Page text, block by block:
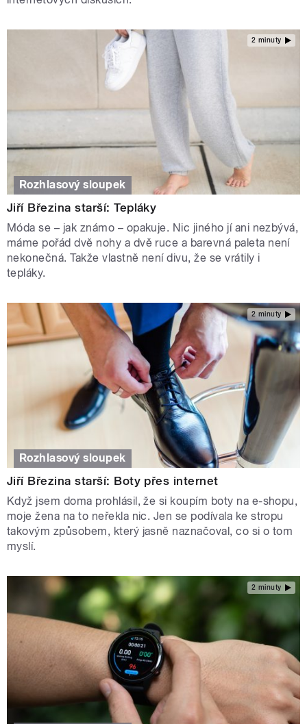
2 minuty
Rozhlasový sloupek
Jiří Březina starší: Tepláky
Móda se – jak známo – opakuje. Nic jiného jí ani nezbývá,
máme pořád dvě nohy a dvě ruce a barevná paleta není
nekonečná. Takže vlastně není divu, že se vrátily i
tepláky.
2 minuty
Rozhlasový sloupek
Jiří Březina starší: Boty přes internet
Když jsem doma prohlásil, že si koupím boty na e-shopu,
moje žena na to neřekla nic. Jen se podívala ke stropu
takovým způsobem, který jasně naznačoval, co si o tom
myslí.
2 minuty